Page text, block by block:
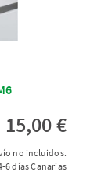
15,00 €
no incluidos.
6 días Canarias